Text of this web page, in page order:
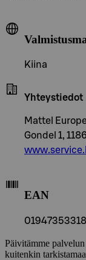
Kiina
Yhteystiedot
Mattel
Gondel 1,
EAN
Päivitämme
kuitenkin